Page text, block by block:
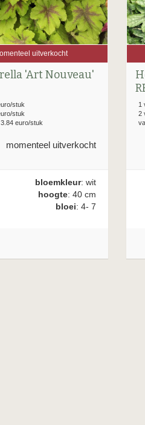
uitverkocht
'Art Nouveau'
stuk
stuk
euro/stuk
momenteel uitverkocht
bloemkleur: wit
hoogte: 40 cm
bloei: 4- 7
1
2